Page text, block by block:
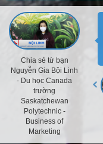
Chia sẻ từ bạn
Nguyễn Gia Bội Linh
- Du học Canada
trường
Saskatchewan
Polytechnic -
Business of
Marketing